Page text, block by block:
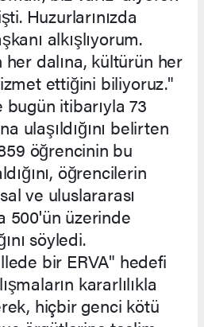
Huzurlarınızda
alkışlıyorum.
dalına, kültürün her
ettiğini biliyoruz."
itibarıyla 73
ulaşıldığını belirten
öğrencinin bu
öğrencilerin
ve uluslararası
500'ün üzerinde
söyledi.
bir ERVA" hedefi
kararlılıkla
hiçbir genci kötü